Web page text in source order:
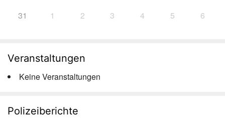
31 1 2 3 4 5 6
Veranstaltungen
Keine Veranstaltungen
Polizeiberichte